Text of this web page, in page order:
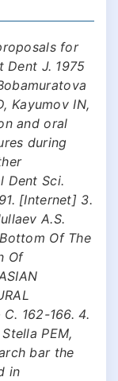
for
Dent J. 1975
Kayumov IN,
and oral
during
Dent Sci.
[Internet] 3.
A.S.
Of The
Of
С. 162-166. 4.
PEM,
bar the
in